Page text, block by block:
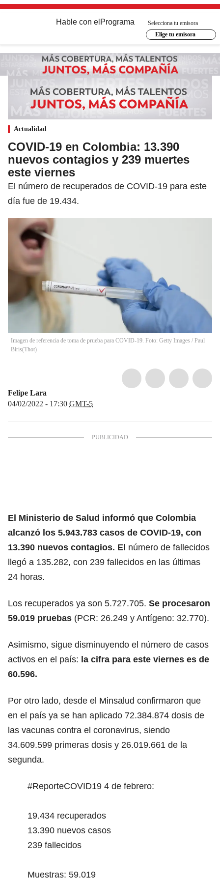
Hable con el Programa
Selecciona tu emisora
Elige tu emisora
Actualidad
COVID-19 en Colombia: 13.390
nuevos contagios y 239 muertes
este viernes
El número de recuperados de COVID-19 para este
día fue de 19.434.
Imagen de referencia de toma de prueba para COVID-19. Foto: Getty Images / Paul
Biris(Thot)
Felipe Lara
04/02/2022 - 17:30 GMT-5
El Ministerio de Salud informó que Colombia
alcanzó los 5.943.783 casos de COVID-19, con
13.390 nuevos contagios. El número de fallecidos
llegó a 135.282, con 239 fallecidos en las últimas
24 horas.
Los recuperados ya son 5.727.705. Se procesaron
59.019 pruebas (PCR: 26.249 y Antígeno: 32.770).
Asimismo, sigue disminuyendo el número de casos
activos en el país: la cifra para este viernes es de
60.596.
Por otro lado, desde el Minsalud confirmaron que
en el país ya se han aplicado 72.384.874 dosis de
las vacunas contra el coronavirus, siendo
34.609.599 primeras dosis y 26.019.661 de la
segunda.
#ReporteCOVID19 4 de febrero:
19.434 recuperados
13.390 nuevos casos
239 fallecidos
Muestras: 59.019